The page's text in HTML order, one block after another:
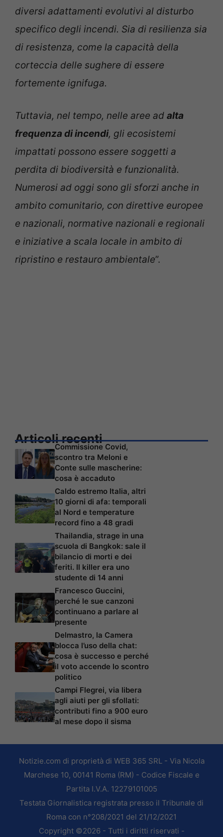
diversi adattamenti evolutivi al disturbo
specifico degli incendi. Sia di resilienza sia
di resistenza, come la capacità della
corteccia delle sughere di essere
fortemente ignifuga.
Tuttavia, nel tempo, nelle aree ad alta
frequenza di incendi, gli ecosistemi
impattati possono essere soggetti a
perdita di biodiversità e funzionalità.
Numerosi ad oggi sono gli sforzi anche in
ambito comunitario, con direttive europee
e nazionali, normative nazionali e regionali
e iniziative a scala locale in ambito di
ripristino e restauro ambientale”.
Articoli recenti
Commissione Covid,
scontro tra Meloni e
Conte sulle mascherine:
cosa è accaduto
Caldo estremo Italia, altri
10 giorni di afa: temporali
al Nord e temperature
record fino a 48 gradi
Thailandia, strage in una
scuola di Bangkok: sale il
bilancio di morti e dei
feriti. Il killer era uno
studente di 14 anni
Francesco Guccini,
perché le sue canzoni
continuano a parlare al
presente
Delmastro, la Camera
blocca l’uso della chat:
cosa è successo e perché
il voto accende lo scontro
politico
Campi Flegrei, via libera
agli aiuti per gli sfollati:
contributi fino a 900 euro
al mese dopo il sisma
Notizie.com di proprietà di WEB 365 SRL - Via Nicola
Marchese 10, 00141 Roma (RM) - Codice Fiscale e
Partita I.V.A. 12279101005
Testata Giornalistica registrata presso il Tribunale di
Roma con n°208/2021 del 21/12/2021
Copyright ©2026 - Tutti i diritti riservati -